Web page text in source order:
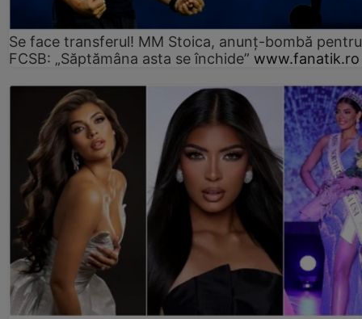
Se face transferul! MM Stoica, anunț-bombă
FCSB: „Săptămâna asta se închide” www.fanatik.ro